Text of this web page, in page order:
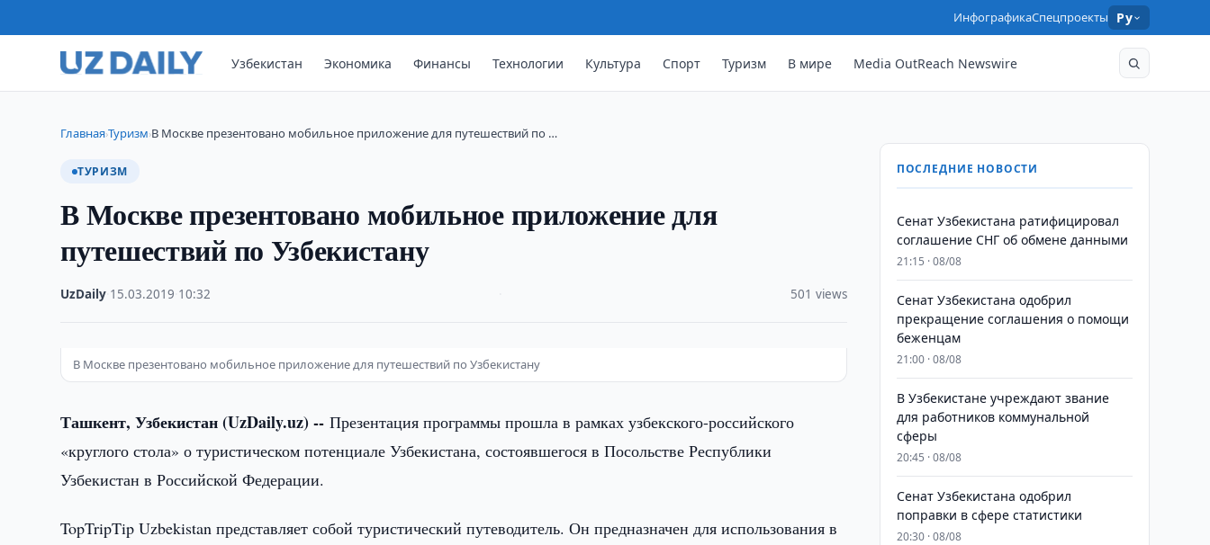
ИнфографикаСпецпроекты Ру
Узбекистан Экономика Финансы Технологии Культура Спорт Туризм В мире Media OutReach Newswire
Главная›Туризм›В Москве презентовано мобильное приложение для путешествий по …
ТУРИЗМ
В Москве презентовано мобильное приложение для
путешествий по Узбекистану
UzDaily 15.03.2019 10:32 501 views
В Москве презентовано мобильное приложение для путешествий по Узбекистану
Ташкент, Узбекистан (UzDaily.uz) --Презентация программы прошла в рамках узбекского-российского
«круглого стола» о туристическом потенциале Узбекистана, состоявшегося в Посольстве Республики
Узбекистан в Российской Федерации.
TopTripTip Uzbekistan представляет собой туристический путеводитель. Он предназначен для использования в
ПОСЛЕДНИЕ НОВОСТИ
Сенат Узбекистана ратифицировал
соглашение СНГ об обмене данными
21:15 · 08/08
Сенат Узбекистана одобрил
прекращение соглашения о помощи
беженцам
21:00 · 08/08
В Узбекистане учреждают звание
для работников коммунальной
сферы
20:45 · 08/08
Сенат Узбекистана одобрил
поправки в сфере статистики
20:30 · 08/08